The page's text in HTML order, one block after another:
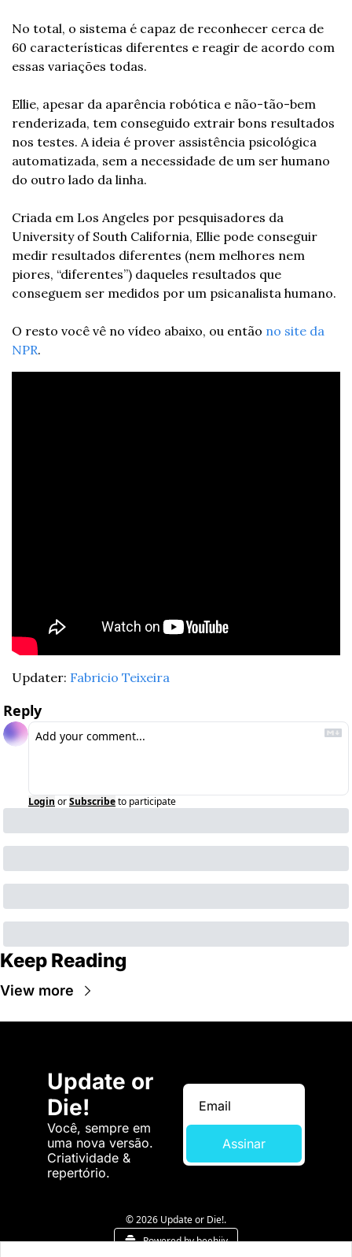
No total, o sistema é capaz de reconhecer cerca de
60 características diferentes e reagir de acordo com
essas variações todas.
Ellie, apesar da aparência robótica e não-tão-bem
renderizada, tem conseguido extrair bons resultados
nos testes. A ideia é prover assistência psicológica
automatizada, sem a necessidade de um ser humano
do outro lado da linha.
Criada em Los Angeles por pesquisadores da
University of South California, Ellie pode conseguir
medir resultados diferentes (nem melhores nem
piores, “diferentes”) daqueles resultados que
conseguem ser medidos por um psicanalista humano.
O resto você vê no vídeo abaixo, ou então no site da
NPR.
Updater: Fabricio Teixeira
Reply
Login orSubscribeto participate
Keep Reading
View more
Update or
Die!
Você, sempre em
uma nova versão.
Criatividade &
repertório.
Assinar
© 2026 Update or Die!.
Powered by beehiiv